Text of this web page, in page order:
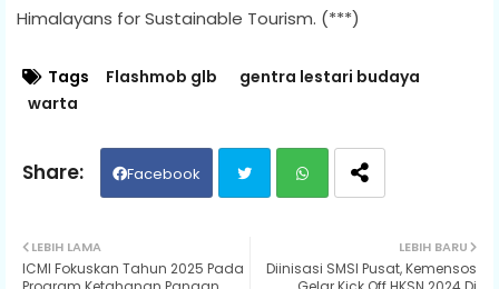
Himalayans for Sustainable Tourism. (***)
Tags Flashmob glb
gentra lestari budaya
warta
Facebook
ter ats
LEBIH BARU
Diinisasi SMSI Pusat, Kemensos
LEBIH LAMA
ICMI Fokuskan Tahun 2025 Pada